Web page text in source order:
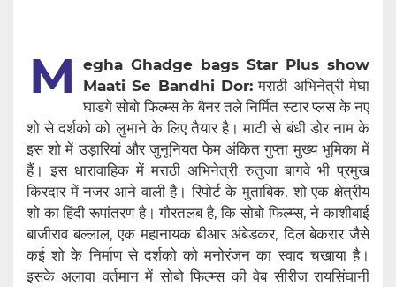
M
egha Ghadge bags Star Plus show
Maati Se Bandhi Dor: मराठी अभिनेत्री मेघा
घाडगे सोबो फिल्म्स के बैनर तले निर्मित स्टार प्लस के नए
शो से दर्शको को लुभाने के लिए तैयार है। माटी से बंधी डोर नाम के
इस शो में उड़ारियां और जुनूनियत फेम अंकित गुप्ता मुख्य भूमिका में
हैं। इस धारावाहिक में मराठी अभिनेत्री रुतुजा बागवे भी प्रमुख
किरदार में नजर आने वाली है। रिपोर्ट के मुताबिक, शो एक क्षेत्रीय
शो का हिंदी रूपांतरण है। गौरतलब है, कि सोबो फिल्म्स, ने काशीबाई
बाजीराव बल्लाल, एक महानायक बीआर अंबेडकर, दिल बेकरार जैसे
कई शो के निर्माण से दर्शको को मनोरंजन का स्वाद चखाया है।
इसके अलावा वर्तमान में सोबो फिल्म्स की वेब सीरीज रायसिंघानी